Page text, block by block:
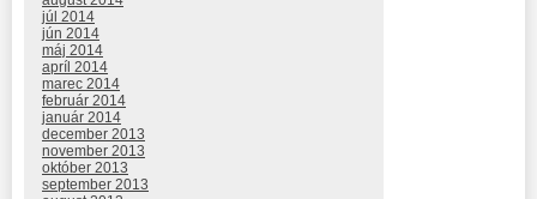
júl 2014
jún 2014
máj 2014
apríl 2014
marec 2014
február 2014
január 2014
december 2013
november 2013
október 2013
september 2013